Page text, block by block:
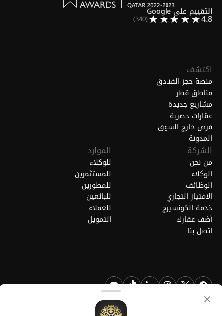
التقييم على Google
4.8
(340)
اكتشف
منصة حجز الفنادق
مناطق قطر
مشاريع جديدة
عقارات حصرية
فرص خارج السوق
المدونة
الشركة
من نحن
الوكلاء
الوظائف
الامتياز التجاري
خدمة الكونسيرج
أضف عقارك
اتصل بنا
الموارد
للوكلاء
للمستثمرين
للمطورين
للبائعين
للعملاء
التمويل
هي علامة تجارية مسجلة لشركة فايند جريت ريالتي ذ.م.م قطر.